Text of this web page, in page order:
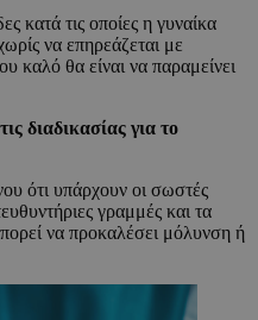
κατά τις οποίες η γυναίκα
να επηρεάζεται με
καλό θα είναι να παραμείνει
διαδικασίας για το
ότι υπάρχουν οι σωστές
γραμμές και τα
να προκαλέσει μόλυνση ή